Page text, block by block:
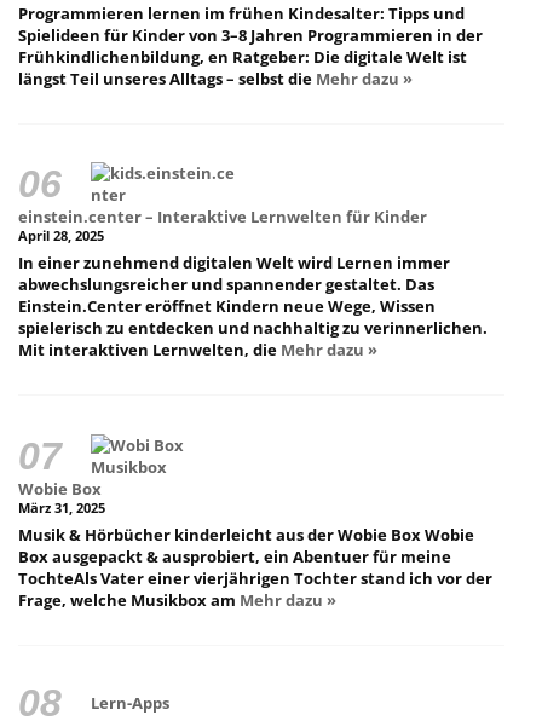
Programmieren lernen im frühen Kindesalter: Tipps und
Spielideen für Kinder von 3–8 Jahren Programmieren in der
Frühkindlichenbildung, en Ratgeber: Die digitale Welt ist
längst Teil unseres Alltags – selbst die Mehr dazu »
einstein.center – Interaktive Lernwelten für Kinder
April 28, 2025
In einer zunehmend digitalen Welt wird Lernen immer
abwechslungsreicher und spannender gestaltet. Das
Einstein.Center eröffnet Kindern neue Wege, Wissen
spielerisch zu entdecken und nachhaltig zu verinnerlichen.
Mit interaktiven Lernwelten, die Mehr dazu »
Wobie Box
März 31, 2025
Musik & Hörbücher kinderleicht aus der Wobie Box Wobie
Box ausgepackt & ausprobiert, ein Abentuer für meine
TochteAls Vater einer vierjährigen Tochter stand ich vor der
Frage, welche Musikbox am Mehr dazu »
Lern-Apps